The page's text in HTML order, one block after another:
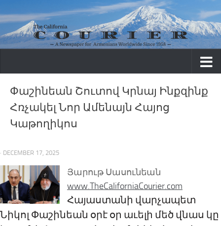
Skip to content
Փաշինեան Շուտով Կրնայ Ինքզինք
Հռչակել Նոր Ամենայն Հայոց
Կաթողիկոս
· DECEMBER 17, 2025
Յարութ Սասունեան
www.TheCaliforniaCourier.com
Հայաստանի վարչապետ
Նիկոլ Փաշինեան օրէ օր աւելի մեծ վնաս կը